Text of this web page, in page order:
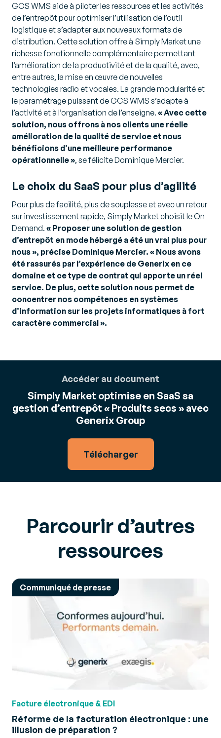
GCS WMS aide à piloter les ressources et les activités
de l’entrepôt pour optimiser l’utilisation de l’outil
logistique et s’adapter aux nouveaux formats de
distribution. Cette solution offre à Simply Market une
richesse fonctionnelle complémentaire permettant
l’amélioration de la productivité et de la qualité, avec,
entre autres, la mise en œuvre de nouvelles
technologies radio et vocales. La grande modularité et
le paramétrage puissant de GCS WMS s’adapte à
l’activité et à l’organisation de l’enseigne. « Avec cette
solution, nous offrons à nos clients une réelle
amélioration de la qualité de service et nous
bénéficions d’une meilleure performance
opérationnelle », se félicite Dominique Mercier.
Le choix du SaaS pour plus d’agilité
Pour plus de facilité, plus de souplesse et avec un retour
sur investissement rapide, Simply Market choisit le On
Demand. « Proposer une solution de gestion
d’entrepôt en mode hébergé a été un vrai plus pour
nous », précise Dominique Mercier. « Nous avons
été rassurés par l’expérience de Generix en ce
domaine et ce type de contrat qui apporte un réel
service. De plus, cette solution nous permet de
concentrer nos compétences en systèmes
d’information sur les projets informatiques à fort
caractère commercial ».
Accéder au document
Simply Market optimise en SaaS sa
gestion d’entrepôt « Produits secs » avec
Generix Group
Télécharger
Parcourir d’autres
ressources
Communiqué de presse
Facture électronique & EDI
Réforme de la facturation électronique : une
illusion de préparation ?